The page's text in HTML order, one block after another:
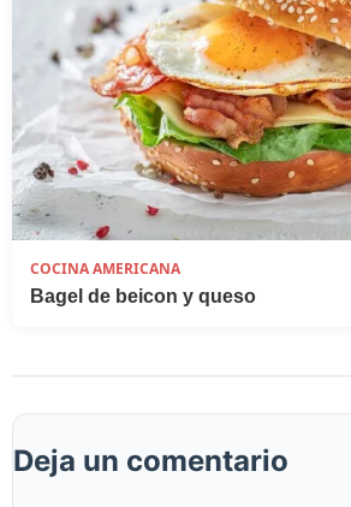
COCINA AMERICANA
Bagel de beicon y queso
Deja un comentario